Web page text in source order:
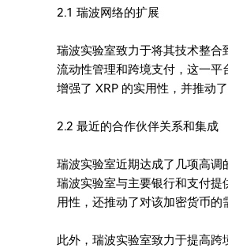
2.1 瑞波网络的扩展
瑞波实验室致力于将其技术整
流动性管理和跨境支付，这一平
增强了 XRP 的实用性，并推动了
2.2 最近的合作伙伴关系和集成
瑞波实验室近期达成了几项高调
瑞波实验室与主要银行和支付提
用性，还推动了对该加密货币的
此外，瑞波实验室致力于提高跨